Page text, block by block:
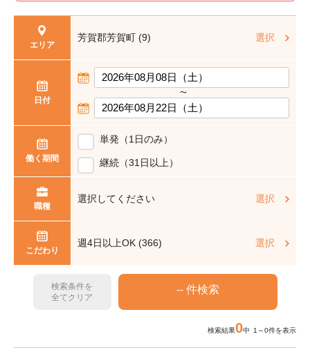
エリア
芳賀郡芳賀町 (9) 選択
日付
〜
働く期間
単発（1日のみ）
継続（31日以上）
職種
選択してください 選択
こだわり
週4日以上OK (366) 選択
検索条件を
全てクリア
検索結果0中 1～0件を表示